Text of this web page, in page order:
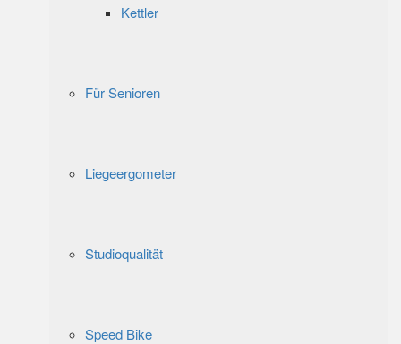
Kettler
Für Senioren
Liegeergometer
Studioqualität
Speed Bike